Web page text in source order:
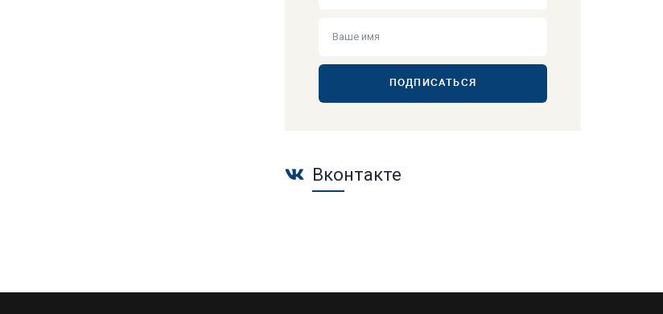
ПОДПИСАТЬСЯ
Вконтакте